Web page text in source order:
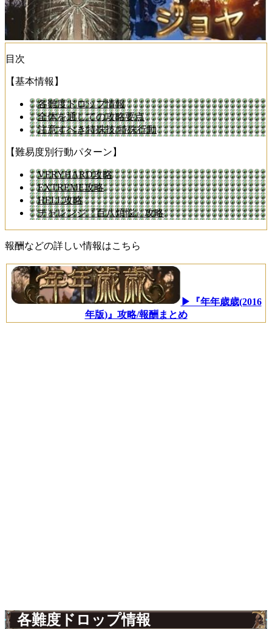
目次
【基本情報】
各難度ドロップ情報
全体を通しての攻略要点
注意すべき特殊技/特殊行動
【難易度別行動パターン】
VERYHARD攻略
EXTREME攻略
HELL攻略
チャレンジ『百八煩悩』攻略
報酬などの詳しい情報はこちら
▶『年年歳歳(2016
年版)』攻略/報酬まとめ
各難度ドロップ情報